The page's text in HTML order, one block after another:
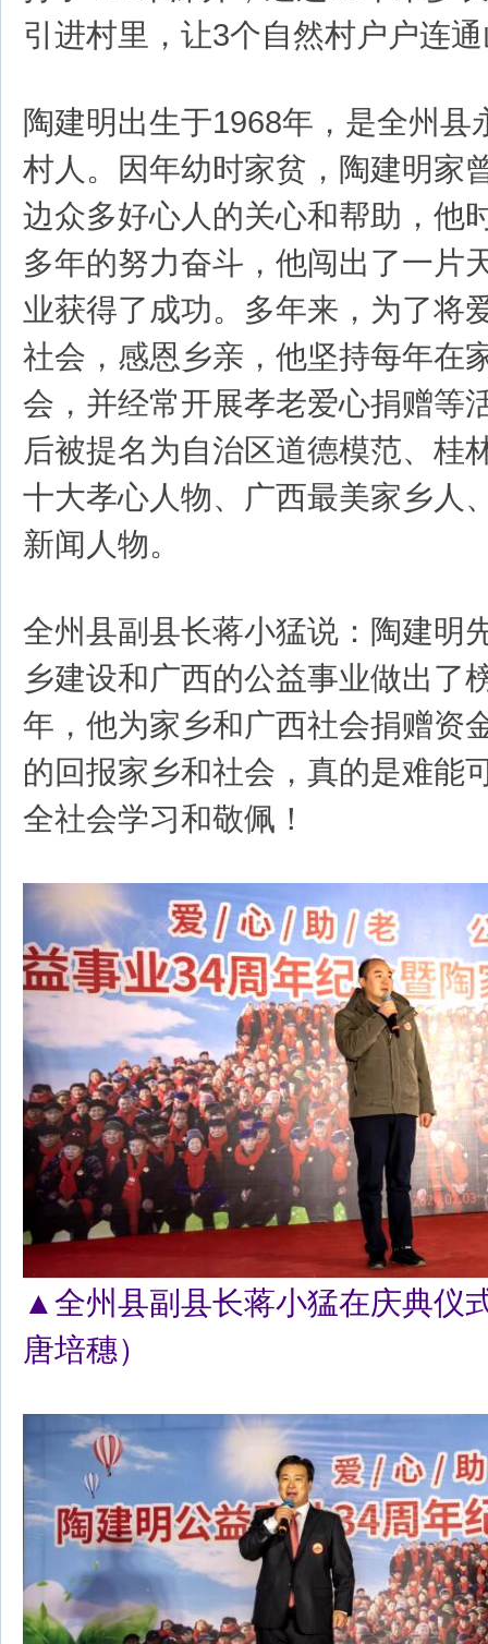
引进村里，让3个自然村户户连
陶建明出生于1968年，是全州县
村人。因年幼时家贫，陶建明家
边众多好心人的关心和帮助，他
多年的努力奋斗，他闯出了一片
业获得了成功。多年来，为了将
社会，感恩乡亲，他坚持每年在
会，并经常开展孝老爱心捐赠等
后被提名为自治区道德模范、桂
十大孝心人物、广西最美家乡人
新闻人物。
全州县副县长蒋小猛说：陶建明
乡建设和广西的公益事业做出了
年，他为家乡和广西社会捐赠资
的回报家乡和社会，真的是难能
全社会学习和敬佩！
▲全州县副县长蒋小猛在庆典仪
唐培穗）